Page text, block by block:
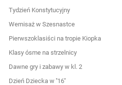
Tydzień Konstytucyjny
Wernisaż w Szesnastce
Pierwszoklasiści na tropie Kiopka
Klasy ósme na strzelnicy
Dawne gry i zabawy w kl. 2
Dzień Dziecka w ''16''